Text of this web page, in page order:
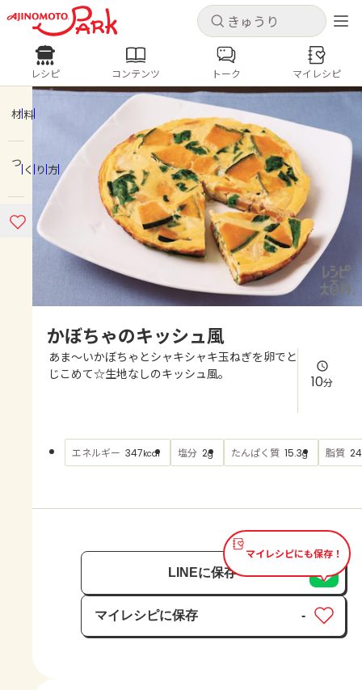
キャンセル
ログインするとレシピを保存できます
ログイン 新規登録
ホーム
コンテンツ
レシピ
よくあるお問い合わせ
AJINOMOTO PARK とは
キャンセル
レシピ コンテンツ
人気の食材・レシピ
きゅうり なす トマト
とうもろこし
ピーマン
みょうが ゴーヤ
レシピ コンテンツ トーク マイレシピ
材料
つくり方
かぼちゃのキッシュ風
あま～いかぼちゃとシャキシャキ玉ねぎを卵でと
じこめて☆生地なしのキッシュ風。
10分
エネルギー 347kcal 塩分 2g たんぱく質 15.3g 脂質
マイレシピにも保存！
LINEに保存
マイレシピに保存
保存済み
-